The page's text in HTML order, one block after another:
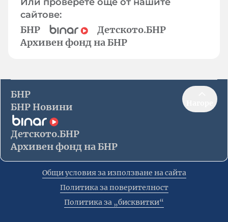
сайтове:
БНР
Детското.БНР
Архивен фонд на БНР
БНР
БНР Новини
Детското.БНР
Архивен фонд на БНР
Общи условия за използване на сайта
Политика за поверителност
Политика за „бисквитки“